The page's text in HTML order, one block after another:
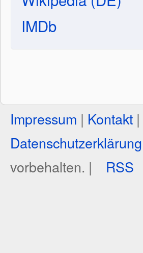
IMDb
Impressum | Kontakt |
Datenschutzerklärung
vorbehalten. |
RSS